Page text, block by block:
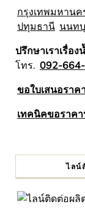
กรุงเทพมหานค
ปทุมธานี นนท
ปรึกษาเราเรื่อง
โทร. 092-
ขอใบเสนอราค
เทคนิคขอราค
ไลน์